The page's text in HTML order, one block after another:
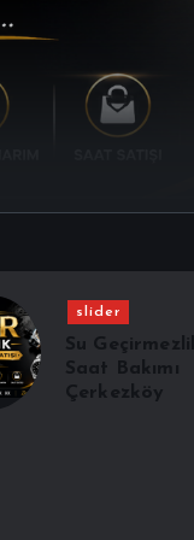
slider
Su
Saat Bakımı
Çerkezköy